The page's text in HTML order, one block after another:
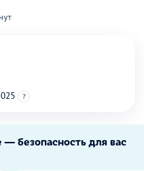
?
безопасность для вас